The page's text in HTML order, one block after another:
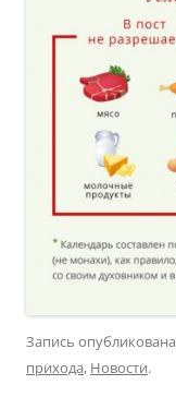
Запись опубликована
прихода, Новости.